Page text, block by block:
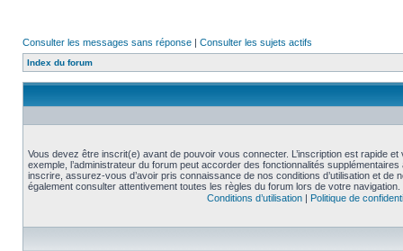
Consulter les messages sans réponse | Consulter les sujets actifs
Index du forum
Vous devez être inscrit(e) avant de pouvoir vous connecter. L’inscription est rapide
exemple, l’administrateur du forum peut accorder des fonctionnalités
inscrire, assurez-vous d’avoir pris connaissance de nos conditions d’utilisation et de
également consulter attentivement toutes les règles du forum lors de votre navigation.
Conditions d’utilisation| Politique de